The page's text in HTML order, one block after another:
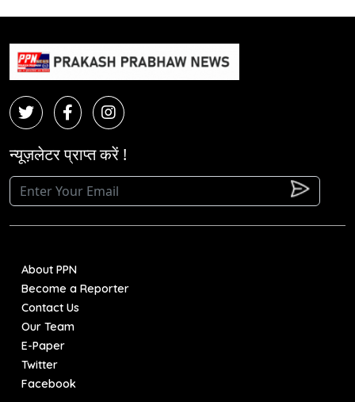
न्यूज़लेटर प्राप्त करें !
About PPN
Become a Reporter
Contact Us
Our Team
E-Paper
Twitter
Facebook